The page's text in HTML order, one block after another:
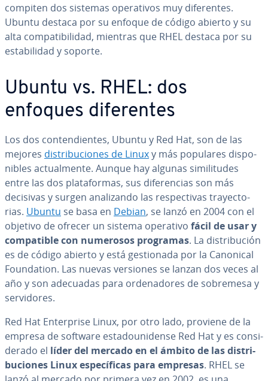
compiten dos sistemas ope­ra­ti­vos muy di­fe­re­n­tes.
Ubuntu destaca por su enfoque de código abierto y su
alta co­m­pa­ti­bi­li­dad, mientras que RHEL destaca por su
es­ta­bi­li­dad y soporte.
Ubuntu vs. RHEL: dos
enfoques di­fe­re­n­tes
Los dos co­n­te­n­die­n­tes, Ubuntu y Red Hat, son de las
mejores di­s­tri­bu­cio­nes de Linuxy más populares di­s­po­
ni­bles ac­tua­l­me­n­te. Aunque hay algunas si­mi­li­tu­des
entre las dos pla­ta­fo­r­mas, sus di­fe­re­n­cias son más
decisivas y surgen ana­li­za­n­do las re­s­pe­c­ti­vas tra­ye­c­to­
rias. Ubuntu se basa en Debian, se lanzó en 2004 con el
objetivo de ofrecer un sistema operativo fácil de usar y
co­m­pa­ti­ble con numerosos programas. La di­s­tri­bu­ción
es de código abierto y está ge­s­tio­na­da por la Canonical
Fou­n­da­tion. Las nuevas versiones se lanzan dos veces al
año y son adecuadas para or­de­na­do­res de sobremesa y
se­r­vi­do­res.
Red Hat En­te­r­pri­se Linux, por otro lado, proviene de la
empresa de software es­ta­dou­ni­de­n­se Red Hat y es co­n­si­
de­ra­do el líder del mercado en el ámbito de las di­s­tri­
bu­cio­nes Linux es­pe­cí­fi­cas para empresas. RHEL se